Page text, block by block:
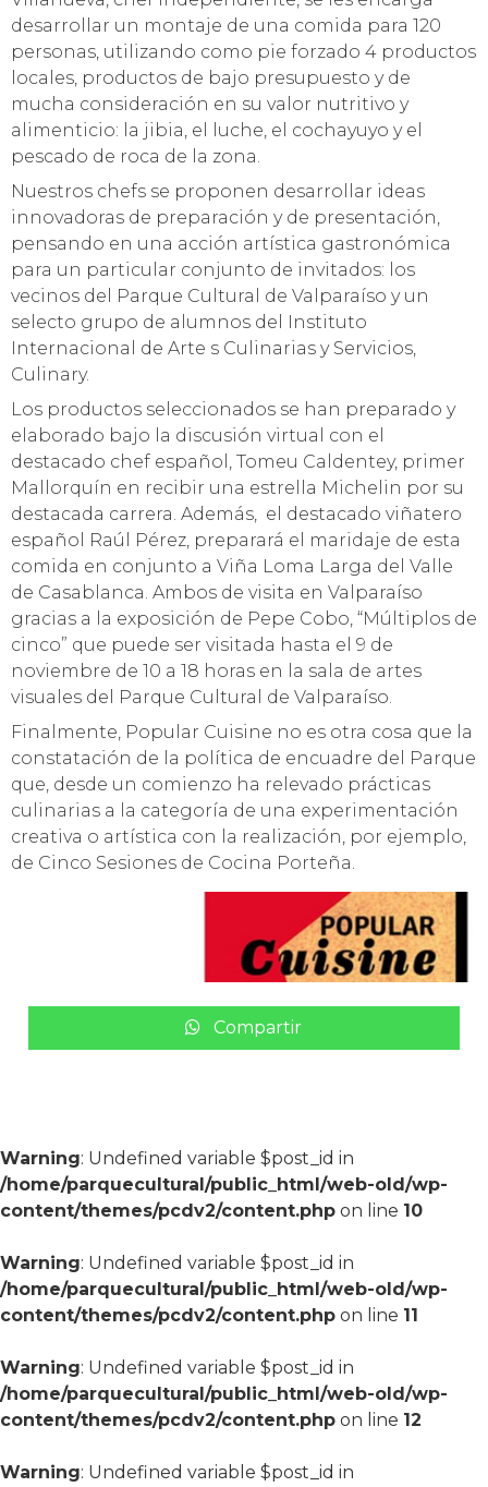
desarrollar un montaje de una comida para 120
personas, utilizando como pie forzado 4 productos
locales, productos de bajo presupuesto y de
mucha consideración en su valor nutritivo y
alimenticio: la jibia, el luche, el cochayuyo y el
pescado de roca de la zona.
Nuestros chefs se proponen desarrollar ideas
innovadoras de preparación y de presentación,
pensando en una acción artística gastronómica
para un particular conjunto de invitados: los
vecinos del Parque Cultural de Valparaíso y un
selecto grupo de alumnos del Instituto
Internacional de Arte s Culinarias y Servicios,
Culinary.
Los productos seleccionados se han preparado y
elaborado bajo la discusión virtual con el
destacado chef español, Tomeu Caldentey, primer
Mallorquín en recibir una estrella Michelin por su
destacada carrera. Además, el destacado viñatero
español Raúl Pérez, preparará el maridaje de esta
comida en conjunto a Viña Loma Larga del Valle
de Casablanca. Ambos de visita en Valparaíso
gracias a la exposición de Pepe Cobo, “Múltiplos de
cinco” que puede ser visitada hasta el 9 de
noviembre de 10 a 18 horas en la sala de artes
visuales del Parque Cultural de Valparaíso.
Finalmente, Popular Cuisine no es otra cosa que la
constatación de la política de encuadre del Parque
que, desde un comienzo ha relevado prácticas
culinarias a la categoría de una experimentación
creativa o artística con la realización, por ejemplo,
de Cinco Sesiones de Cocina Porteña.
Compartir
Warning: Undefined variable $post_id in
/home/parquecultural/public_html/web-old/wp-
content/themes/pcdv2/content.php on line 10
Warning: Undefined variable $post_id in
/home/parquecultural/public_html/web-old/wp-
content/themes/pcdv2/content.php on line 11
Warning: Undefined variable $post_id in
/home/parquecultural/public_html/web-old/wp-
content/themes/pcdv2/content.php on line 12
Warning: Undefined variable $post_id in